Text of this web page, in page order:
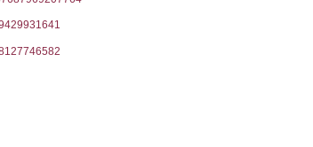
f_territori_limitrofi.Denominazione,
FROM f_territori_limitrofi